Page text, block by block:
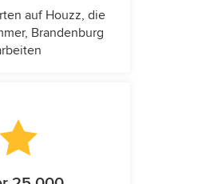
auf Houzz, die
Brandenburg